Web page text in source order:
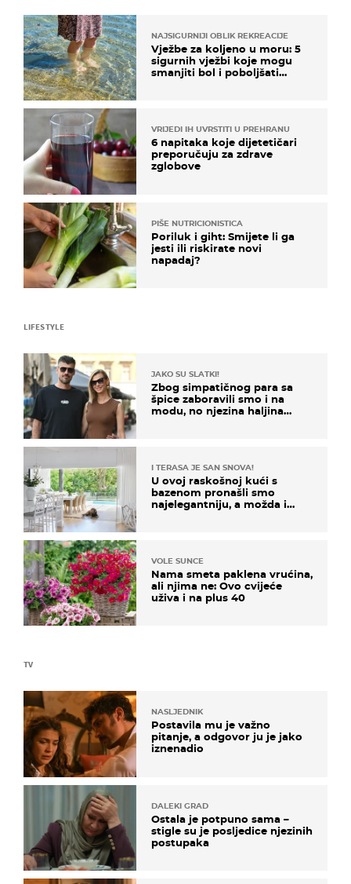
NAJSIGURNIJI OBLIK REKREACIJE
Vježbe za koljeno u moru: 5
sigurnih vježbi koje mogu
smanjiti bol i poboljšati
VRIJEDI IH UVRSTITI U PREHRANU
6 napitaka koje dijetetičari
preporučuju za zdrave
zglobove
PIŠE NUTRICIONISTICA
Poriluk i giht: Smijete li ga
jesti ili riskirate novi
napadaj?
TV
NASLJEDNIK
Postavila mu je važno
pitanje, a odgovor ju je jako
iznenadio
DALEKI GRAD
Ostala je potpuno sama –
stigle su je posljedice njezinih
postupaka
LIFESTYLE
JAKO SU SLATKI!
Zbog simpatičnog para sa
špice zaboravili smo i na
modu, no njezina haljina
I TERASA JE SAN SNOVA!
U ovoj raskošnoj kući s
bazenom pronašli smo
najelegantniju, a možda i
VOLE SUNCE
Nama smeta paklena vrućina,
ali njima ne: Ovo cvijeće
uživa i na plus 40